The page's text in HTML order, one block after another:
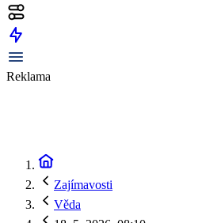
Reklama
Zajímavosti
Věda